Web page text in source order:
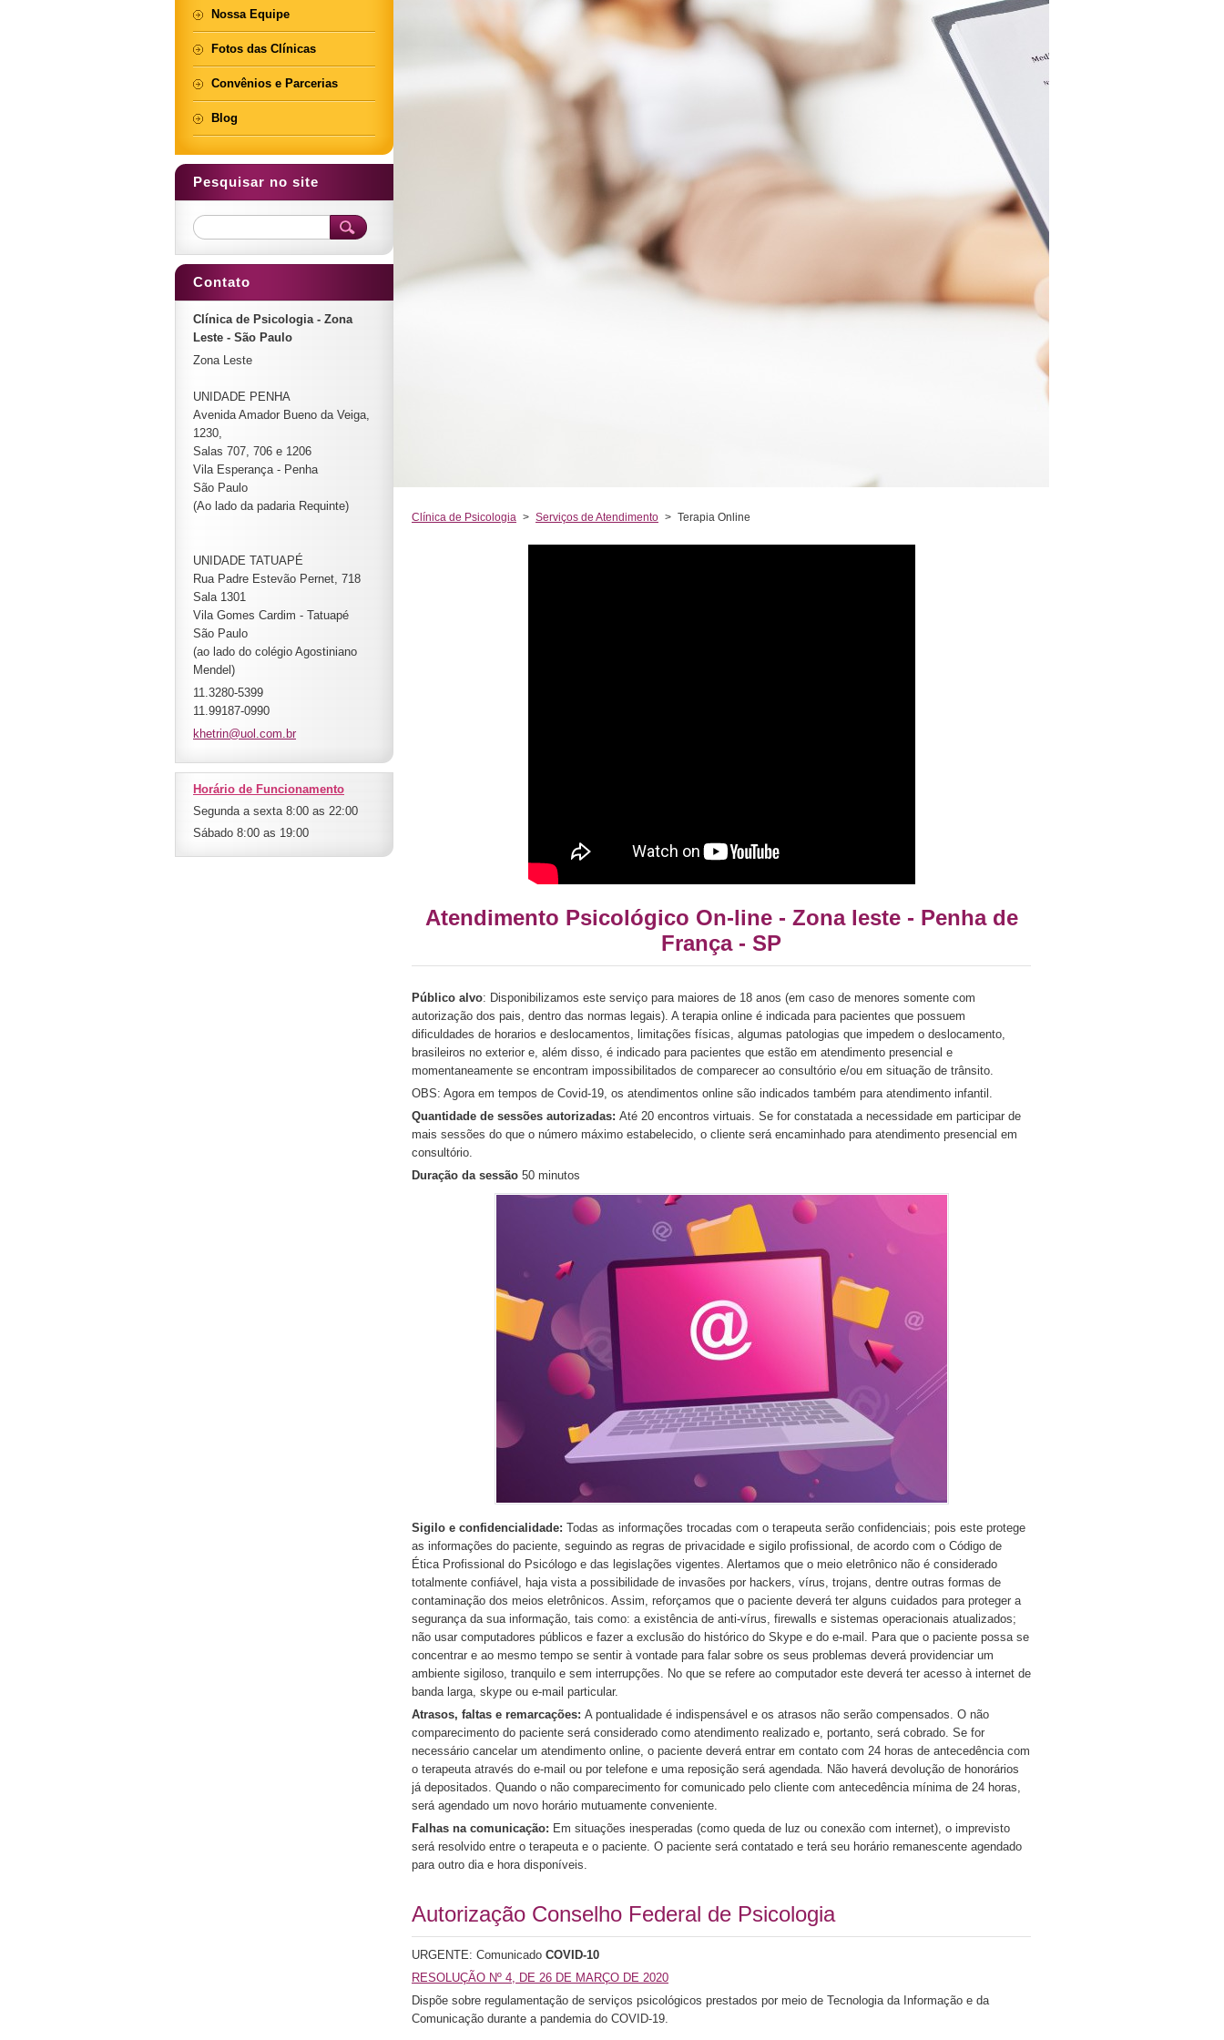
Clínica de Psicologia > Serviços de Atendimento > Terapia Online
Atendimento Psicológico On-line - Zona leste - Penha de
França - SP
Público alvo: Disponibilizamos este serviço para maiores de 18 anos (em caso de menores somente com
autorização dos pais, dentro das normas legais). A terapia online é indicada para pacientes que possuem
dificuldades de horarios e deslocamentos, limitações físicas, algumas patologias que impedem o deslocamento,
brasileiros no exterior e, além disso, é indicado para pacientes que estão em atendimento presencial e
momentaneamente se encontram impossibilitados de comparecer ao consultório e/ou em situação de trânsito.
OBS: Agora em tempos de Covid-19, os atendimentos online são indicados também para atendimento infantil.
Quantidade de sessões autorizadas: Até 20 encontros virtuais. Se for constatada a necessidade em participar de
mais sessões do que o número máximo estabelecido, o cliente será encaminhado para atendimento presencial em
consultório.
Duração da sessão 50 minutos
Sigilo e confidencialidade: Todas as informações trocadas com o terapeuta serão confidenciais; pois este protege
as informações do paciente, seguindo as regras de privacidade e sigilo profissional, de acordo com o Código de
Ética Profissional do Psicólogo e das legislações vigentes. Alertamos que o meio eletrônico não é considerado
totalmente confiável, haja vista a possibilidade de invasões por hackers, vírus, trojans, dentre outras formas de
contaminação dos meios eletrônicos. Assim, reforçamos que o paciente deverá ter alguns cuidados para proteger a
segurança da sua informação, tais como: a existência de anti-vírus, firewalls e sistemas operacionais atualizados;
não usar computadores públicos e fazer a exclusão do histórico do Skype e do e-mail. Para que o paciente possa se
concentrar e ao mesmo tempo se sentir à vontade para falar sobre os seus problemas deverá providenciar um
ambiente sigiloso, tranquilo e sem interrupções. No que se refere ao computador este deverá ter acesso à internet de
banda larga, skype ou e-mail particular.
Atrasos, faltas e remarcações: A pontualidade é indispensável e os atrasos não serão compensados. O não
comparecimento do paciente será considerado como atendimento realizado e, portanto, será cobrado. Se for
necessário cancelar um atendimento online, o paciente deverá entrar em contato com 24 horas de antecedência com
o terapeuta através do e-mail ou por telefone e uma reposição será agendada. Não haverá devolução de honorários
já depositados. Quando o não comparecimento for comunicado pelo cliente com antecedência mínima de 24 horas,
será agendado um novo horário mutuamente conveniente.
Falhas na comunicação: Em situações inesperadas (como queda de luz ou conexão com internet), o imprevisto
será resolvido entre o terapeuta e o paciente. O paciente será contatado e terá seu horário remanescente agendado
para outro dia e hora disponíveis.
Autorização Conselho Federal de Psicologia
URGENTE: Comunicado COVID-10
RESOLUÇÃO Nº 4, DE 26 DE MARÇO DE 2020
Dispõe sobre regulamentação de serviços psicológicos prestados por meio de Tecnologia da Informação e da
Comunicação durante a pandemia do COVID-19.
Nossa Equipe
Fotos das Clínicas
Convênios e Parcerias
Blog
Pesquisar no site
Contato
Clínica de Psicologia - Zona
Leste - São Paulo
Zona Leste
UNIDADE PENHA
Avenida Amador Bueno da Veiga,
1230,
Salas 707, 706 e 1206
Vila Esperança - Penha
São Paulo
(Ao lado da padaria Requinte)
UNIDADE TATUAPÉ
Rua Padre Estevão Pernet, 718
Sala 1301
Vila Gomes Cardim - Tatuapé
São Paulo
(ao lado do colégio Agostiniano
Mendel)
11.3280-5399
11.99187-0990
khetrin@uol.com. br
Horário de Funcionamento
Segunda a sexta 8:00 as 22:00
Sábado 8:00 as 19:00